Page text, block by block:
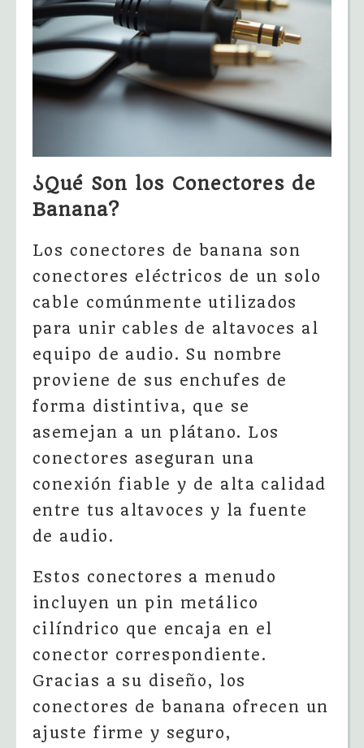
¿Qué Son los Conectores de
Banana?
Los conectores de banana son
conectores eléctricos de un solo
cable comúnmente utilizados
para unir cables de altavoces al
equipo de audio. Su nombre
proviene de sus enchufes de
forma distintiva, que se
asemejan a un plátano. Los
conectores aseguran una
conexión fiable y de alta calidad
entre tus altavoces y la fuente
de audio.
Estos conectores a menudo
incluyen un pin metálico
cilíndrico que encaja en el
conector correspondiente.
Gracias a su diseño, los
conectores de banana ofrecen un
ajuste firme y seguro,